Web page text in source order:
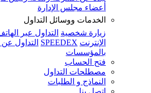
أعضاء مجلس الإدارة
الخدمات ووسائل التداول
زيارة شخصية التداول عبر
الإنترنت SPEEDEX التداول
بالمؤسسات
فتح الحساب
مصطلحات التداول
النماذج و الطلبات
اتصل بنا